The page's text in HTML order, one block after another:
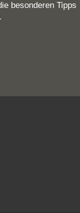
besonderen Tipps